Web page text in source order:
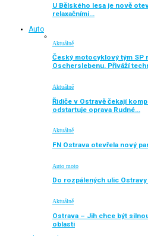
U Bělského lesa je nově
relaxačními…
Auto
Aktuálně
Český motocyklový tým SP
Oscherslebenu. Přiváží
Aktuálně
Řidiče v Ostravě čekají
odstartuje oprava Rudné…
Aktuálně
FN Ostrava otevřela nový
Auto moto
Do rozpálených ulic
Aktuálně
Ostrava – Jih chce být
oblasti